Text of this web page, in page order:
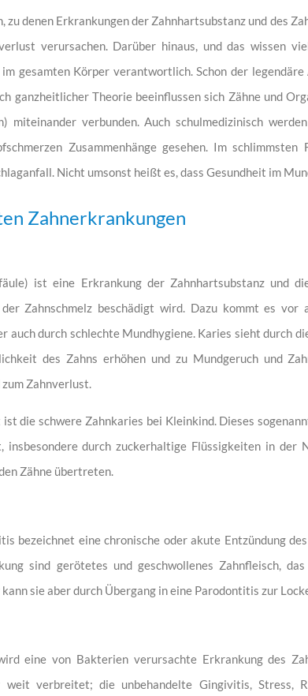
zu denen Erkrankungen der Zahnhartsubstanz und des
verursachen. Darüber hinaus, und das wissen
gesamten Körper verantwortlich. Schon der
ganzheitlicher Theorie beeinflussen sich Zähne und
miteinander verbunden. Auch schulmedizinisch
Zusammenhänge gesehen. Im
Nicht umsonst heißt es, dass Gesundheit im
Zahnerkrankungen
ist eine Erkrankung der Zahnhartsubstanz und
Zahnschmelz beschädigt wird. Dazu kommt es
auch durch schlechte Mundhygiene. Karies sieht durch
des Zahns erhöhen und zu Mundgeruch und
Zahnverlust.
die schwere Zahnkaries bei Kleinkind. Dieses
insbesondere durch zuckerhaltige Flüssigkeiten in
Zähne übertreten.
bezeichnet eine chronische oder akute Entzündung
sind gerötetes und geschwollenes Zahnfleisch,
sie aber durch Übergang in eine Parodontitis zur
eine von Bakterien verursachte Erkrankung des
weit verbreitet; die unbehandelte Gingivitis, Stress,